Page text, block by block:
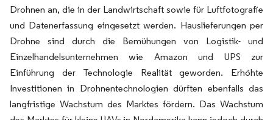
Drohnen an, die in der Landwirtschaft sowie für Luftfotografie
und Datenerfassung eingesetzt werden. Hauslieferungen per
Drohne sind durch die Bemühungen von Logistik- und
Einzelhandelsunternehmen wie Amazon und UPS zur
Einführung der Technologie Realität geworden. Erhöhte
Investitionen in Drohnentechnologien dürften ebenfalls das
langfristige Wachstum des Marktes fördern. Das Wachstum